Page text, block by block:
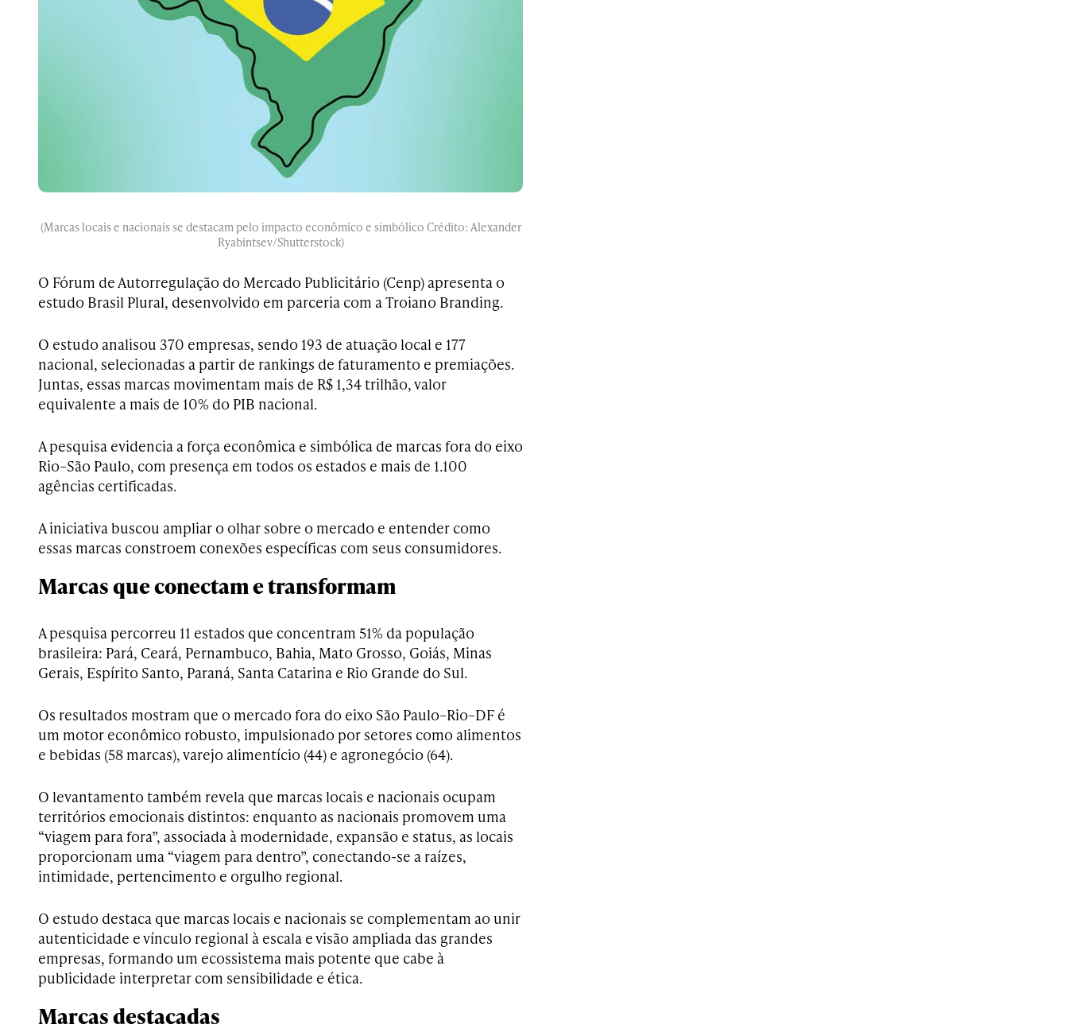
(Marcas locais e nacionais se destacam pelo impacto econômico e simbólico Crédito: Alexander
Ryabintsev/Shutterstock)
O Fórum de Autorregulação do Mercado Publicitário (Cenp) apresenta o
estudo Brasil Plural, desenvolvido em parceria com a Troiano Branding.
O estudo analisou 370 empresas, sendo 193 de atuação local e 177
nacional, selecionadas a partir de rankings de faturamento e premiações.
Juntas, essas marcas movimentam mais de R$ 1,34 trilhão, valor
equivalente a mais de 10% do PIB nacional.
A pesquisa evidencia a força econômica e simbólica de marcas fora do eixo
Rio–São Paulo, com presença em todos os estados e mais de 1.100
agências certificadas.
A iniciativa buscou ampliar o olhar sobre o mercado e entender como
essas marcas constroem conexões específicas com seus consumidores.
Marcas que conectam e transformam
A pesquisa percorreu 11 estados que concentram 51% da população
brasileira: Pará, Ceará, Pernambuco, Bahia, Mato Grosso, Goiás, Minas
Gerais, Espírito Santo, Paraná, Santa Catarina e Rio Grande do Sul.
Os resultados mostram que o mercado fora do eixo São Paulo–Rio–DF é
um motor econômico robusto, impulsionado por setores como alimentos
e bebidas (58 marcas), varejo alimentício (44) e agronegócio (64).
O levantamento também revela que marcas locais e nacionais ocupam
territórios emocionais distintos: enquanto as nacionais promovem uma
“viagem para fora”, associada à modernidade, expansão e status, as locais
proporcionam uma “viagem para dentro”, conectando-se a raízes,
intimidade, pertencimento e orgulho regional.
O estudo destaca que marcas locais e nacionais se complementam ao unir
autenticidade e vínculo regional à escala e visão ampliada das grandes
empresas, formando um ecossistema mais potente que cabe à
publicidade interpretar com sensibilidade e ética.
Marcas destacadas